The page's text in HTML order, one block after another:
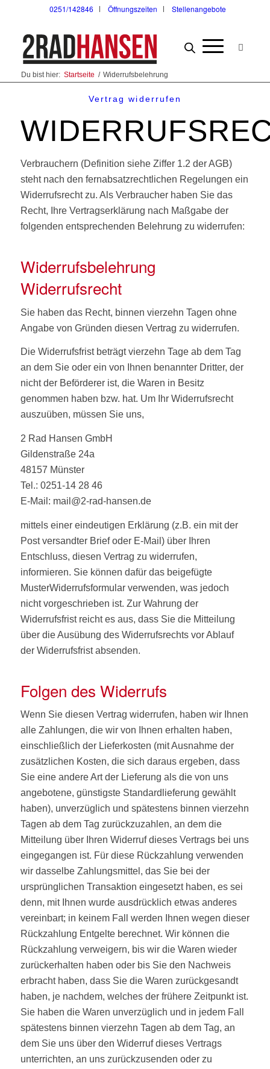
0251/142846 Öffnungszeiten Stellenangebote
Du bist hier: Startseite / Widerrufsbelehrung
Vertrag widerrufen
Verbrauchern (Definition siehe Ziffer 1.2 der AGB)
steht nach den fernabsatzrechtlichen Regelungen ein
Widerrufsrecht zu. Als Verbraucher haben Sie das
Recht, Ihre Vertragserklärung nach Maßgabe der
folgenden entsprechenden Belehrung zu widerrufen:
Widerrufsbelehrung
Widerrufsrecht
Sie haben das Recht, binnen vierzehn Tagen ohne
Angabe von Gründen diesen Vertrag zu widerrufen.
Die Widerrufsfrist beträgt vierzehn Tage ab dem Tag
an dem Sie oder ein von Ihnen benannter Dritter, der
nicht der Beförderer ist, die Waren in Besitz
genommen haben bzw. hat. Um Ihr Widerrufsrecht
auszuüben, müssen Sie uns,
2 Rad Hansen GmbH
Gildenstraße 24a
48157 Münster
Tel.: 0251-14 28 46
E-Mail: mail@2-rad-hansen.de
mittels einer eindeutigen Erklärung (z.B. ein mit der
Post versandter Brief oder E-Mail) über Ihren
Entschluss, diesen Vertrag zu widerrufen,
informieren. Sie können dafür das beigefügte
MusterWiderrufsformular verwenden, was jedoch
nicht vorgeschrieben ist. Zur Wahrung der
Widerrufsfrist reicht es aus, dass Sie die Mitteilung
über die Ausübung des Widerrufsrechts vor Ablauf
der Widerrufsfrist absenden.
Folgen des Widerrufs
Wenn Sie diesen Vertrag widerrufen, haben wir Ihnen
alle Zahlungen, die wir von Ihnen erhalten haben,
einschließlich der Lieferkosten (mit Ausnahme der
zusätzlichen Kosten, die sich daraus ergeben, dass
Sie eine andere Art der Lieferung als die von uns
angebotene, günstigste Standardlieferung gewählt
haben), unverzüglich und spätestens binnen vierzehn
Tagen ab dem Tag zurückzuzahlen, an dem die
Mitteilung über Ihren Widerruf dieses Vertrags bei uns
eingegangen ist. Für diese Rückzahlung verwenden
wir dasselbe Zahlungsmittel, das Sie bei der
ursprünglichen Transaktion eingesetzt haben, es sei
denn, mit Ihnen wurde ausdrücklich etwas anderes
vereinbart; in keinem Fall werden Ihnen wegen dieser
Rückzahlung Entgelte berechnet. Wir können die
Rückzahlung verweigern, bis wir die Waren wieder
zurückerhalten haben oder bis Sie den Nachweis
erbracht haben, dass Sie die Waren zurückgesandt
haben, je nachdem, welches der frühere Zeitpunkt ist.
Sie haben die Waren unverzüglich und in jedem Fall
spätestens binnen vierzehn Tagen ab dem Tag, an
dem Sie uns über den Widerruf dieses Vertrags
unterrichten, an uns zurückzusenden oder zu